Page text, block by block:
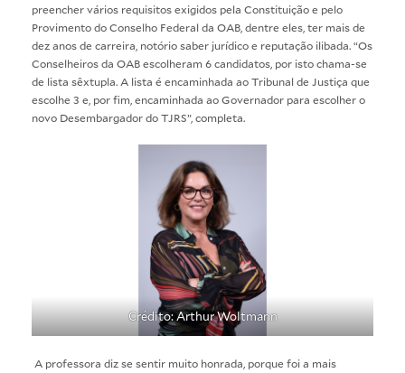
preencher vários requisitos exigidos pela Constituição e pelo
Provimento do Conselho Federal da OAB, dentre eles, ter mais de
dez anos de carreira, notório saber jurídico e reputação ilibada. “Os
Conselheiros da OAB escolheram 6 candidatos, por isto chama-se
de lista sêxtupla. A lista é encaminhada ao Tribunal de Justiça que
escolhe 3 e, por fim, encaminhada ao Governador para escolher o
novo Desembargador do TJRS”, completa.
Crédito: Arthur Woltmann
A professora diz se sentir muito honrada, porque foi a mais